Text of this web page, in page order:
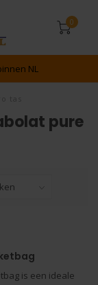
0
NL
pure
is een ideale